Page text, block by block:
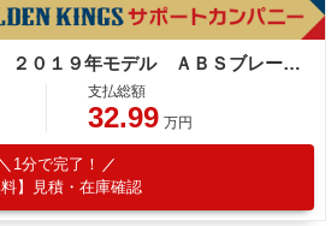
ホンダ モンキー１２５ ２０１９年モデル ＡＢＳブレーキ スペアキー
支払総額
32.99 万円
1分で完了！
料】見積・在庫確認